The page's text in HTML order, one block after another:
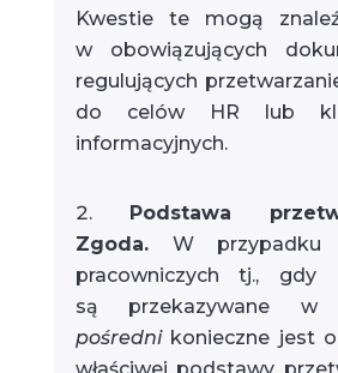
Kwestie te mogą
w obowiązujących
regulujących
do celów HR lub
informacyjnych.
Podstawa
Zgoda. W przypadku
pracowniczych tj., gdy
są przekazywane w
pośrednikonieczne jest